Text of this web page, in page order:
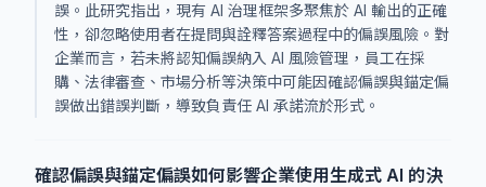
誤。此研究指出，現有 AI 治理框架多聚焦於 AI 輸出的正確
性，卻忽略使用者在提問與詮釋答案過程中的偏誤風險。對
企業而言，若未將認知偏誤納入 AI 風險管理，員工在採
購、法律審查、市場分析等決策中可能因確認偏誤與錨定偏
誤做出錯誤判斷，導致負責任 AI 承諾流於形式。
確認偏誤與錨定偏誤如何影響企業使用生成式 AI 的決